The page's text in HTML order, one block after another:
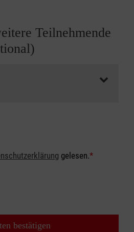
Teilnehmende
gelesen.*
bestätigen